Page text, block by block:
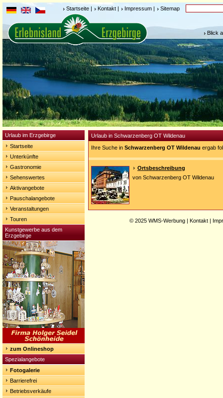
Startseite | Kontakt | Impressum | Sitemap
Blick
Urlaub im Erzgebirge
Startseite
Unterkünfte
Gastronomie
Sehenswertes
Aktivangebote
Pauschalangebote
Veranstaltungen
Touren
Kunstgewerbe aus dem
Erzgebirge
zum Onlineshop
Spezialangebote
Fotogalerie
Barrierefrei
Betriebsverkäufe
Urlaub in Schwarzenberg OT Wildenau
Ihre Suche in Schwarzenberg OT Wildenau ergab
Ortsbeschreibung
von Schwarzenberg OT Wildenau
© 2025 WMS-Werbung | Kontakt |